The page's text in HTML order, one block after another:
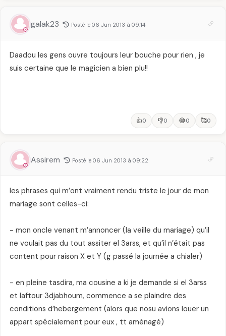
temps
galak23 Posté le 06 Jun 2013 à 09:14
Daadou les gens ouvre toujours leur bouche pour rien , je
suis certaine que le magicien a bien plu!!
👍0 👎0 😂0 🥰0
Assirem Posté le 06 Jun 2013 à 09:22
les phrases qui m’ont vraiment rendu triste le jour de mon
mariage sont celles-ci:
- mon oncle venant m’annoncer (la veille du mariage) qu’il
ne voulait pas du tout assiter el 3arss, et qu’il n’était pas
content pour raison X et Y (g passé la journée a chialer)
- en pleine tasdira, ma cousine a ki je demande si el 3arss
et laftour 3djabhoum, commence a se plaindre des
conditions d’hebergement (alors que nosu avions louer un
appart spécialement pour eux , tt aménagé)